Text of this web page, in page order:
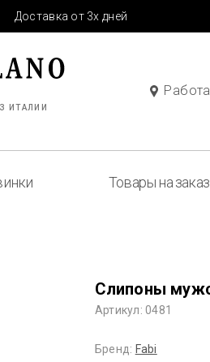
Доставка от 3х дней
ИТАЛИИ
Товары на заказ
Слипоны
Артикул: 0481
Бренд: Fabi